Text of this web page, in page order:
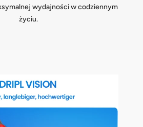
wydajności w codziennym
życiu.